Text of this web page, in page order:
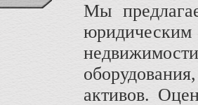
Мы
активов.